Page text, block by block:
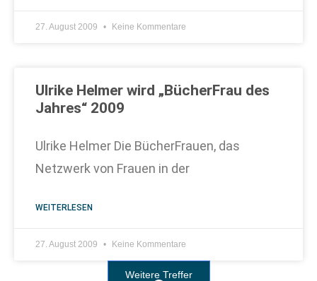
27. August 2009 Keine Kommentare
Ulrike Helmer wird „BücherFrau des
Jahres“ 2009
Ulrike Helmer Die BücherFrauen, das
Netzwerk von Frauen in der
WEITERLESEN
27. August 2009 Keine Kommentare
Weitere Treffer